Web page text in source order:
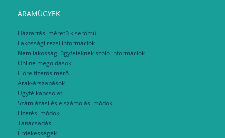
ÁRAMÜGYEK
Háztartási méretű kiserőmű
Lakossági rezsi információk
Nem lakossági ügyfeleknek szóló információk
Online megoldások
Előre fizetős mérő
Árak-árszabások
Ügyfélkapcsolat
Számlázási és elszámolási módok
Fizetési módok
Tanácsadás
Érdekességek